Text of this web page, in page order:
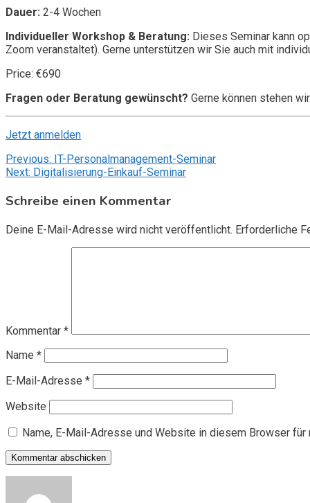
Dauer: 2-4 Wochen
Individueller Workshop & Beratung: Dieses Seminar kann
Zoom veranstaltet). Gerne unterstützen wir Sie auch mit
Price: €690
Fragen oder Beratung gewünscht? Gerne können stehen
Jetzt anmelden
Beitragsnavigation
Previous: IT-Personalmanagement-Seminar
Next: Digitalisierung-Einkauf-Seminar
Schreibe einen Kommentar
Deine E-Mail-Adresse wird nicht veröffentlicht. Erforderliche
Kommentar *
Name *
E-Mail-Adresse *
Website
Name, E-Mail-Adresse und Website in diesem Browser